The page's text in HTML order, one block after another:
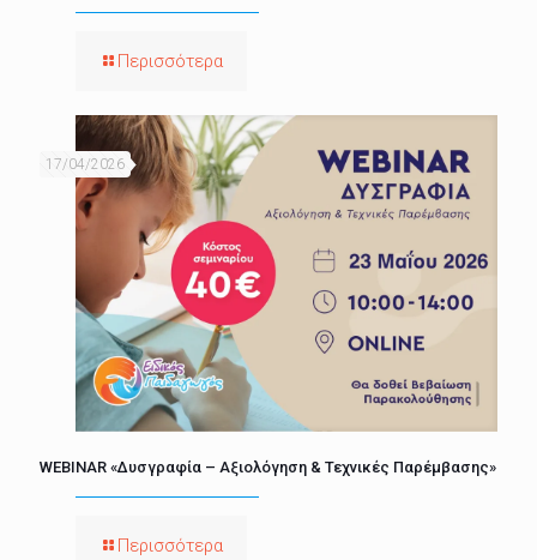
Περισσότερα
17/04/2026
WEBINAR «Δυσγραφία – Αξιολόγηση & Τεχνικές Παρέμβασης»
Περισσότερα